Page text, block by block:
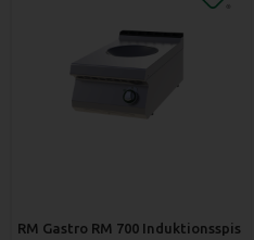
RM Gastro RM 700 Induktionsspis